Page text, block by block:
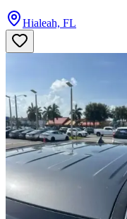
Hialeah, FL